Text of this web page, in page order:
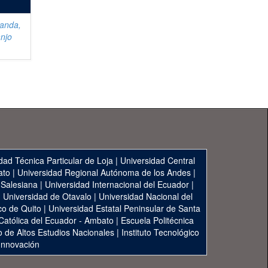
Técnica Particular de Loja | Universidad Central
| Universidad Regional Autónoma de los Andes|
| Universidad Internacional del Ecuador|
Universidad de Otavalo | Universidad Nacional del
de Quito | Universidad Estatal Peninsular de Santa
del Ecuador - Ambato | Escuela Politécnica
de Altos Estudios Nacionales | Instituto Tecnológico